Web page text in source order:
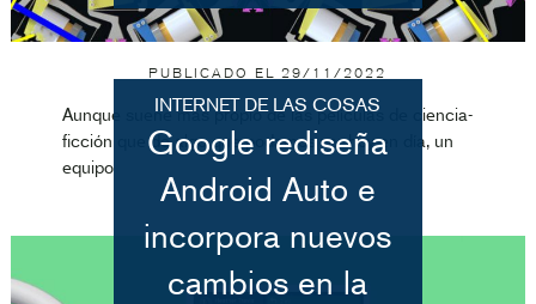
PUBLICADO EL29/11/2022
Aunque suene más propio de las películas de ciencia-
ficción que de algo que podamos ver hoy en día, un
equipo
INTERNET DE LAS COSAS
Google rediseña
Android Auto e
incorpora nuevos
cambios en la